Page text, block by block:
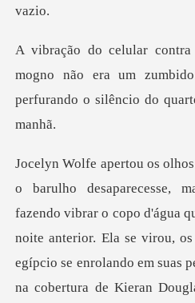
ogno não era um
perfura
copo d'água
noite anterior. Ela se virou,
egípcio se enrolando em